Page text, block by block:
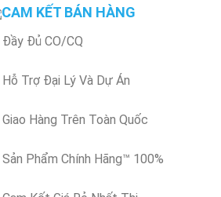
CAM KẾT BÁN HÀNG
Đủ CO/CQ
Trợ Đại Lý Và Dự Án
Hàng Trên Toàn Quốc
Phẩm Chính Hãng™ 100%